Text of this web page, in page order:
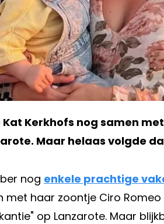
Kerkhofs nog samen
Maar helaas volgde
nog enkele prachtige
met haar zoontje Ciro
op Lanzarote. Maar